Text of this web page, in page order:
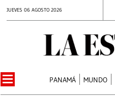
JUEVES 06 AGOSTO 2026
PANAMÁ MUNDO